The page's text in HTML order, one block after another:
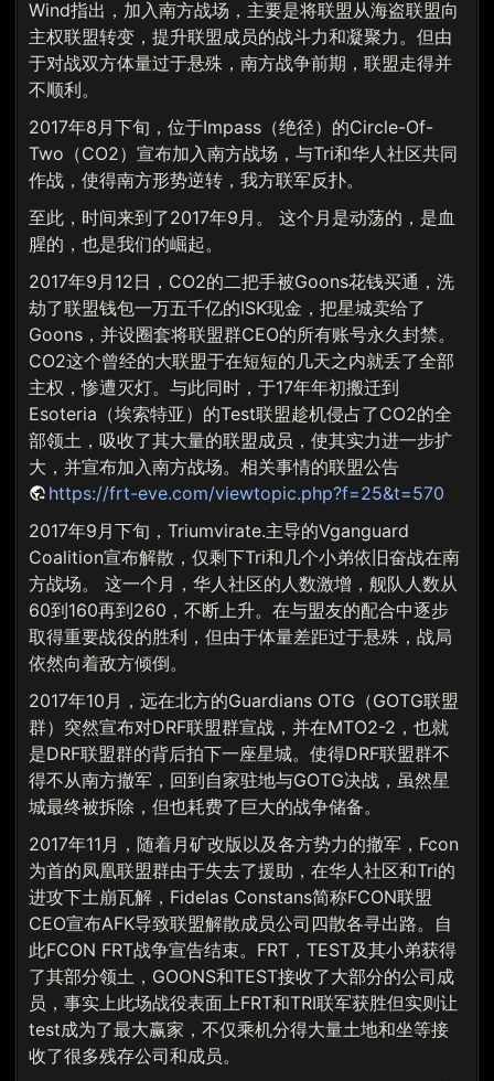
Wind指出，加入南方战场，主要是将联盟从海盗联盟向
主权联盟转变，提升联盟成员的战斗力和凝聚力。但由
于对战双方体量过于悬殊，南方战争前期，联盟走得并
不顺利。
2017年8月下旬，位于Impass（绝径）的Circle-Of-
Two（CO2）宣布加入南方战场，与Tri和华人社区共同
作战，使得南方形势逆转，我方联军反扑。
至此，时间来到了2017年9月。 这个月是动荡的，是血
腥的，也是我们的崛起。
2017年9月12日，CO2的二把手被Goons花钱买通，洗
劫了联盟钱包一万五千亿的ISK现金，把星城卖给了
Goons，并设圈套将联盟群CEO的所有账号永久封禁。
CO2这个曾经的大联盟于在短短的几天之内就丢了全部
主权，惨遭灭灯。与此同时，于17年年初搬迁到
Esoteria（埃索特亚）的Test联盟趁机侵占了CO2的全
部领土，吸收了其大量的联盟成员，使其实力进一步扩
大，并宣布加入南方战场。相关事情的联盟公告
https://frt-eve.com/viewtopic.php?f=25&t=570
2017年9月下旬，Triumvirate.主导的Vganguard
Coalition宣布解散，仅剩下Tri和几个小弟依旧奋战在南
方战场。 这一个月，华人社区的人数激增，舰队人数从
60到160再到260，不断上升。在与盟友的配合中逐步
取得重要战役的胜利，但由于体量差距过于悬殊，战局
依然向着敌方倾倒。
2017年10月，远在北方的Guardians OTG（GOTG联盟
群）突然宣布对DRF联盟群宣战，并在MTO2-2，也就
是DRF联盟群的背后拍下一座星城。使得DRF联盟群不
得不从南方撤军，回到自家驻地与GOTG决战，虽然星
城最终被拆除，但也耗费了巨大的战争储备。
2017年11月，随着月矿改版以及各方势力的撤军，Fcon
为首的凤凰联盟群由于失去了援助，在华人社区和Tri的
进攻下土崩瓦解，Fidelas Constans简称FCON联盟
CEO宣布AFK导致联盟解散成员公司四散各寻出路。自
此FCON FRT战争宣告结束。FRT，TEST及其小弟获得
了其部分领土，GOONS和TEST接收了大部分的公司成
员，事实上此场战役表面上FRT和TRI联军获胜但实则让
test成为了最大赢家，不仅乘机分得大量土地和坐等接
收了很多残存公司和成员。